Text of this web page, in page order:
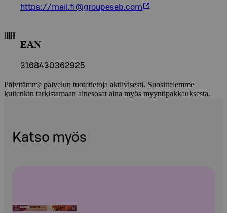
https://mail.fi@groupeseb.com
EAN
3168430362925
Päivitämme palvelun tuotetietoja aktiivisesti. Suosittelemme
kuitenkin tarkistamaan ainesosat aina myös myyntipakkauksesta.
Katso myös